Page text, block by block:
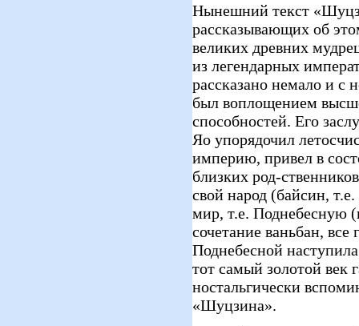
Нынешний текст
рассказывающих об
великих древних
из легендарных
рассказано немало и
был воплощением
способностей. Его
Яо упорядочил
империю, привел в
близких род-
свой народ (байсин,
мир, т.е. Поднебесную
сочетание ваньбан, все
Поднебесной
тот самый золотой век
ностальгически
«Шуцзина».